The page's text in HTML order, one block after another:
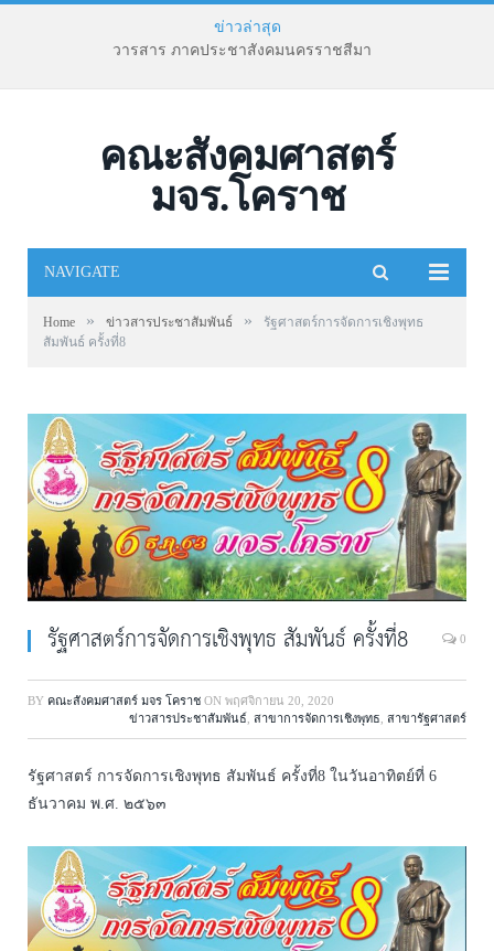
ข่าวล่าสุด
วารสาร ภาคประชาสังคมนครราชสีมา
คณะสังคมศาสตร์
มจร.โคราช
NAVIGATE
Home » ข่าวสารประชาสัมพันธ์ »
รัฐศาสตร์การจัดการเชิงพุทธ
สัมพันธ์ ครั้งที่8
รัฐศาสตร์การจัดการเชิงพุทธ สัมพันธ์ ครั้งที่8 0
BY คณะสังคมศาสตร์ มจร โคราช ON พฤศจิกายน 20, 2020
ข่าวสารประชาสัมพันธ์ สาขาการจัดการเชิงพุทธ สาขารัฐศาสตร์
รัฐศาสตร์ การจัดการเชิงพุทธ สัมพันธ์ ครั้งที่8 ในวันอาทิตย์ที่ 6
ธันวาคม พ.ศ. ๒๕๖๓